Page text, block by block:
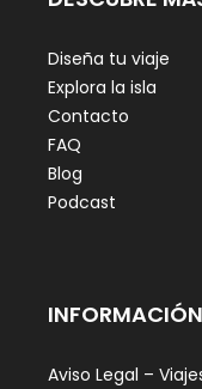
Diseña tu viaje
Explora la isla
Contacto
FAQ
Blog
Podcast
Aviso Legal –